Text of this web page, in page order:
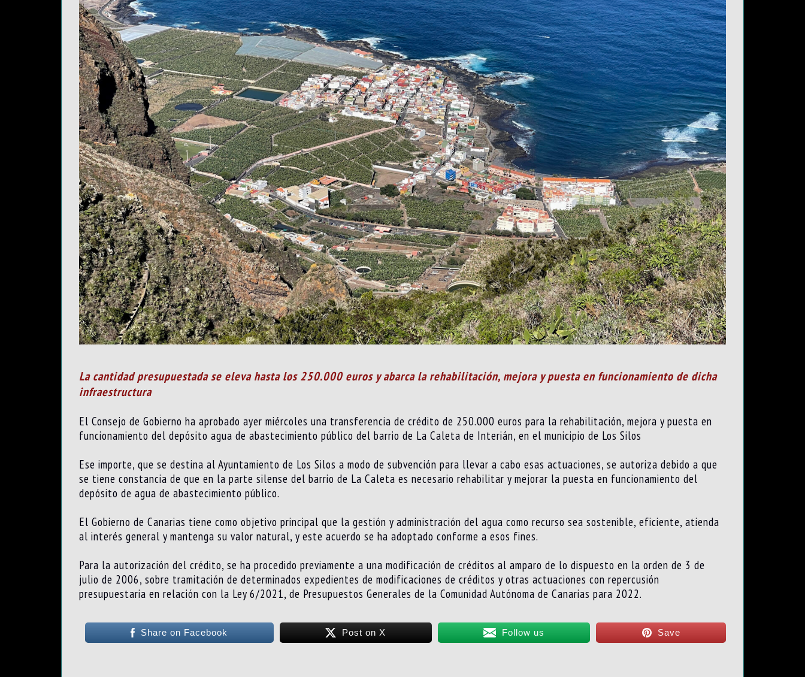
La cantidad presupuestada se eleva hasta los 250.000 euros y abarca la rehabilitación, mejora y puesta en funcionamiento de dicha
infraestructura
El Consejo de Gobierno ha aprobado ayer miércoles una transferencia de crédito de 250.000 euros para la rehabilitación, mejora y puesta en
funcionamiento del depósito agua de abastecimiento público del barrio de La Caleta de Interián, en el municipio de Los Silos
Ese importe, que se destina al Ayuntamiento de Los Silos a modo de subvención para llevar a cabo esas actuaciones, se autoriza debido a que
se tiene constancia de que en la parte silense del barrio de La Caleta es necesario rehabilitar y mejorar la puesta en funcionamiento del
depósito de agua de abastecimiento público.
El Gobierno de Canarias tiene como objetivo principal que la gestión y administración del agua como recurso sea sostenible, eficiente, atienda
al interés general y mantenga su valor natural, y este acuerdo se ha adoptado conforme a esos fines.
Para la autorización del crédito, se ha procedido previamente a una modificación de créditos al amparo de lo dispuesto en la orden de 3 de
julio de 2006, sobre tramitación de determinados expedientes de modificaciones de créditos y otras actuaciones con repercusión
presupuestaria en relación con la Ley 6/2021, de Presupuestos Generales de la Comunidad Autónoma de Canarias para 2022.
Share on Facebook Post on X Follow us Save